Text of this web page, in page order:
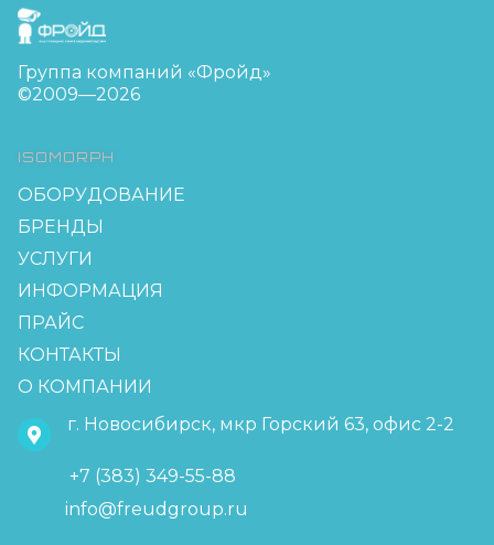
FreudGroup
Группа компаний «Фройд»
©2009—2026
ISOMORPH
ОБОРУДОВАНИЕ
БРЕНДЫ
УСЛУГИ
ИНФОРМАЦИЯ
ПРАЙС
КОНТАКТЫ
О КОМПАНИИ
г. Новосибирск, мкр Горский 63, офис 2-2
+7 (383) 349-55-88
info@freudgroup.ru